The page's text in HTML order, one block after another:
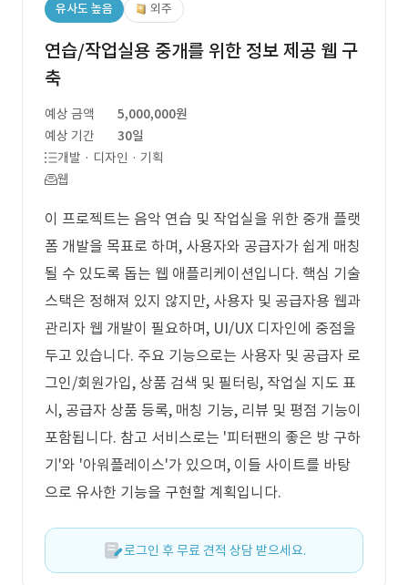
유사도 높음 외주
연습/작업실용 중개를 위한 정보 제공 웹 구
축
예상 금액
5,000,000원
예상 기간
30일
개발 · 디자인 · 기획
웹
이 프로젝트는 음악 연습 및 작업실을 위한 중개 플랫
폼 개발을 목표로 하며, 사용자와 공급자가 쉽게 매칭
될 수 있도록 돕는 웹 애플리케이션입니다. 핵심 기술
스택은 정해져 있지 않지만, 사용자 및 공급자용 웹과
관리자 웹 개발이 필요하며, UI/UX 디자인에 중점을
두고 있습니다. 주요 기능으로는 사용자 및 공급자 로
그인/회원가입, 상품 검색 및 필터링, 작업실 지도 표
시, 공급자 상품 등록, 매칭 기능, 리뷰 및 평점 기능이
포함됩니다. 참고 서비스로는 '피터팬의 좋은 방 구하
기'와 '아워플레이스'가 있으며, 이들 사이트를 바탕
으로 유사한 기능을 구현할 계획입니다.
로그인 후 무료 견적 상담 받으세요.